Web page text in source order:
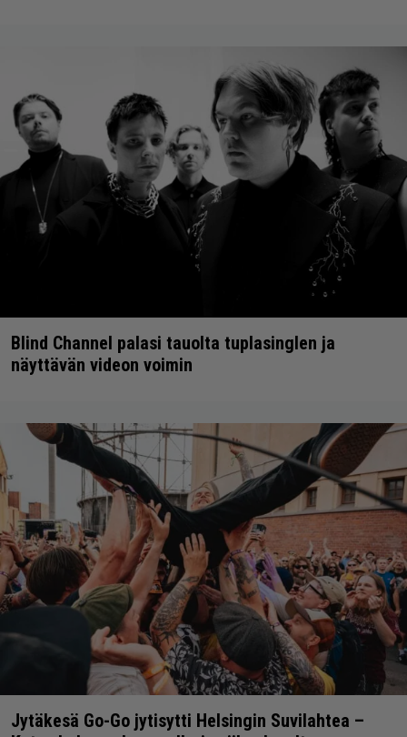
Blind Channel palasi tauolta tuplasinglen ja
näyttävän videon voimin
Jytäkesä Go-Go jytisytti Helsingin Suvilahtea –